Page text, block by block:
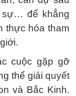
sự… để khẳng
thực hóa tham
cuộc gặp gỡ
thể giải quyết
và Bắc Kinh.